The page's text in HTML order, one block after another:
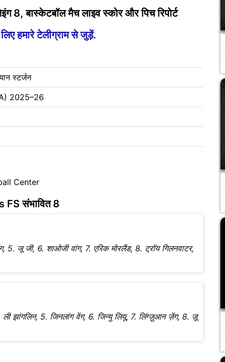
8, बास्केटबॉल मैच लाइव स्कोर और पिच रिपोर्ट
हमारे टेलीग्राम से जुड़ें.
स्टर्जन
2025–26
Center
FS संभावित 8
5. जू जी, 6. शाओजी वांग, 7. एरिक मोरलैंड, 8. ट्रॉय गिलनवाटर,
झांगलिन, 5. जिनलांग वेंग, 6. जिन्यु लियू, 7. लिंग्ज़ुआन ज़ेंग, 8. ज़ू